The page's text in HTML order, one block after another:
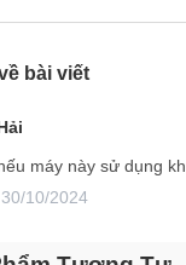
bài viết
máy này sử dụng
30/10/2024